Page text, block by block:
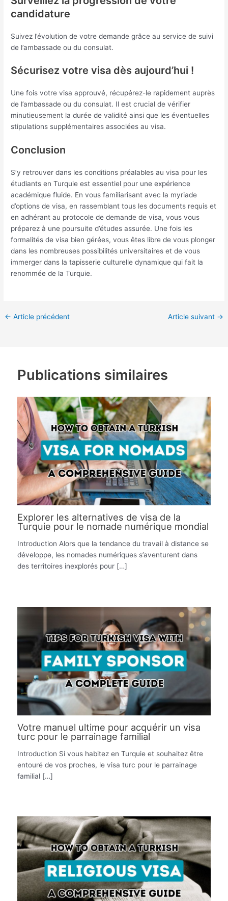
candidature
Suivez l’évolution de votre demande grâce au service de suivi
de l’ambassade ou du consulat.
Sécurisez votre visa dès aujourd’hui !
Une fois votre visa approuvé, récupérez-le rapidement auprès
de l’ambassade ou du consulat. Il est crucial de vérifier
minutieusement la durée de validité ainsi que les éventuelles
stipulations supplémentaires associées au visa.
Conclusion
S’y retrouver dans les conditions préalables au visa pour les
étudiants en Turquie est essentiel pour une expérience
académique fluide. En vous familiarisant avec la myriade
d’options de visa, en rassemblant tous les documents requis et
en adhérant au protocole de demande de visa, vous vous
préparez à une poursuite d’études assurée. Une fois les
formalités de visa bien gérées, vous êtes libre de vous plonger
dans les nombreuses possibilités universitaires et de vous
immerger dans la tapisserie culturelle dynamique qui fait la
renommée de la Turquie.
← Article précédent Article suivant →
Publications similaires
Explorer les alternatives de visa de la
Turquie pour le nomade numérique mondial
Introduction Alors que la tendance du travail à distance se
développe, les nomades numériques s’aventurent dans
des territoires inexplorés pour […]
Votre manuel ultime pour acquérir un visa
turc pour le parrainage familial
Introduction Si vous habitez en Turquie et souhaitez être
entouré de vos proches, le visa turc pour le parrainage
familial […]